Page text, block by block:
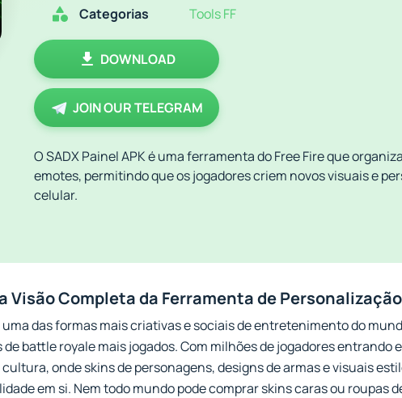
Categorias Tools FF
DOWNLOAD
JOIN OUR TELEGRAM
O SADX Painel APK é uma ferramenta do Free Fire que
emotes, permitindo que os jogadores criem novos visuais e
celular.
Visão Completa da Ferramenta de
das formas mais criativas e sociais de entretenimento do
battle royale mais jogados. Com milhões de jogadores entrando
onde skins de personagens, designs de armas e visuais
em si. Nem todo mundo pode comprar skins caras ou roupas